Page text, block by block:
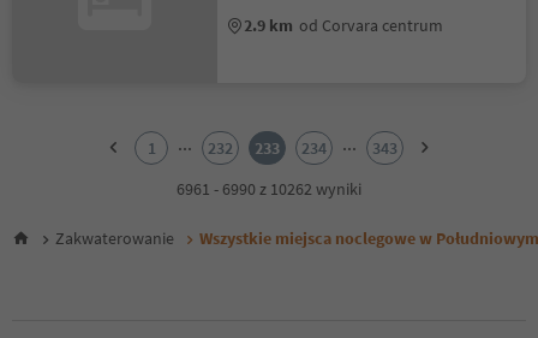
2.9 km od Corvara centrum
6
1 ... 232 233 234 ...
343
6961 - 6990 z 10262 wyniki
Zakwaterowanie Wszystkie miejsca noclegowe w